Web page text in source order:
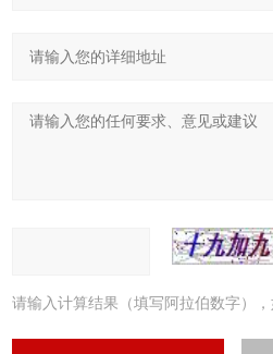
请输入计算结果（填写阿拉伯数字）